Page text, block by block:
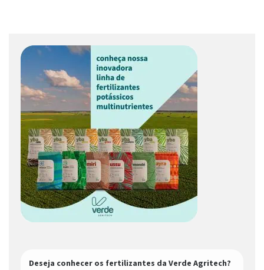
Deseja conhecer os fertilizantes da Verde Agritech?